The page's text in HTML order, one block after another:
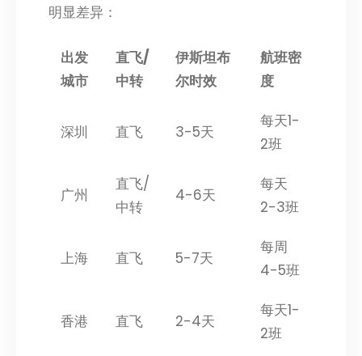
明显差异：
出发
城市
直飞/
中转
伊斯坦布
尔时效
航班密
度
深圳 直飞 3-5天
每天1-
2班
广州
直飞/
中转
4-6天
每天
2-3班
上海 直飞 5-7天
每周
4-5班
香港 直飞 2-4天
每天1-
2班